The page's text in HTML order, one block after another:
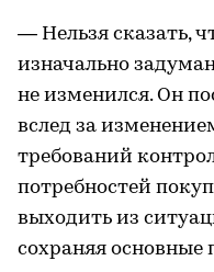
— Нельзя сказать,
изначально
не изменился. Он
вслед за
требований
потребностей
выходить из
сохраняя основные